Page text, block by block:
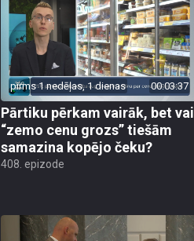
pirms 1 nedēļas, 1 dienas 00:03:37
Pārtiku pērkam vairāk, bet vai
“zemo cenu grozs” tiešām
samazina kopējo čeku?
408. epizode